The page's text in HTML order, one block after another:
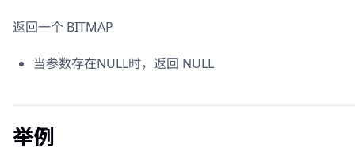
返回一个 BITMAP
当参数存在NULL时，返回 NULL
举例